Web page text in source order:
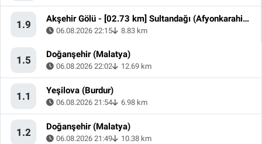
1.9 Akşehir Gölü - [02.73 km] Sultandağı (Afyonkarahisar)
06.08.2026 22:15 8.83 km
1.5 Doğanşehir (Malatya)
06.08.2026 22:02 12.69 km
1.1 Yeşilova (Burdur)
06.08.2026 21:54 6.98 km
1.2 Doğanşehir (Malatya)
06.08.2026 21:49 10.38 km